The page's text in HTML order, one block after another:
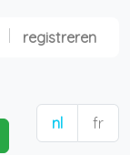
registreren
nl fr